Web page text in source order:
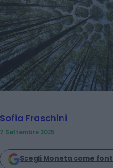
Sofia Fraschini
7 Settembre 2025
Scegli Moneta come